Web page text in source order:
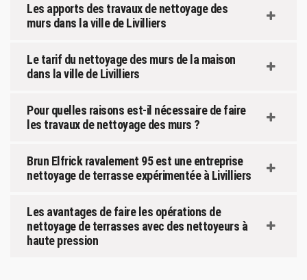
Les apports des travaux de nettoyage des
murs dans la ville de Livilliers
Le tarif du nettoyage des murs de la maison
dans la ville de Livilliers
Pour quelles raisons est-il nécessaire de faire
les travaux de nettoyage des murs ?
Brun Elfrick ravalement 95 est une entreprise
nettoyage de terrasse expérimentée à Livilliers
Les avantages de faire les opérations de
nettoyage de terrasses avec des nettoyeurs à
haute pression